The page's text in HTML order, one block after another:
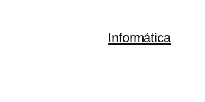
Informática